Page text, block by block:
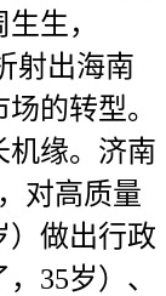
生，
射出海南
的转型。
机缘。济南
对高质量
）做出行政
35岁）、